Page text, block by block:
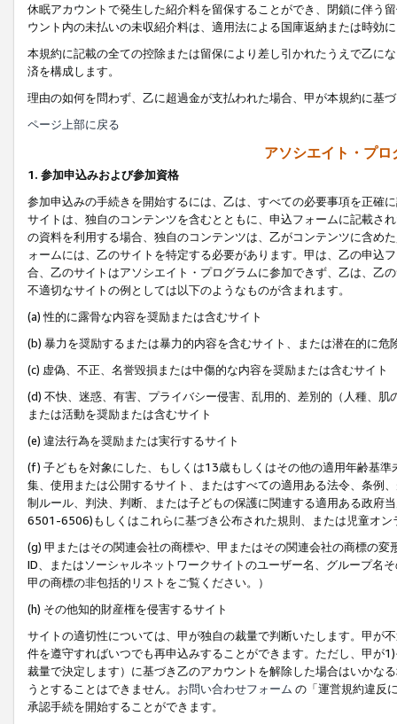
休眠アカウントで発生した紹介料を留保することができ、閉鎖に伴う
ウント内の未払いの未収紹介料は、適用法による国庫返納または時効
本規約に記載の全ての控除または留保により差し引かれたうえで乙に
済を構成します。
理由の如何を問わず、乙に超過金が支払われた場合、甲が本規約に基
ページ上部に戻る
アソシエイト・プ
1. 参加申込みおよび参加資格
参加申込みの手続きを開始するには、乙は、すべての必要事項を正確
サイトは、独自のコンテンツを含むとともに、申込フォームに記載さ
の資料を利用する場合、独自のコンテンツは、乙がコンテンツに含め
ォームには、乙のサイトを特定する必要があります。甲は、乙の申込
合、乙のサイトはアソシエイト・プログラムに参加できず、乙は、乙
不適切なサイトの例としては以下のようなものが含まれます。
(a) 性的に露骨な内容を奨励または含むサイト
(b) 暴力を奨励するまたは暴力的内容を含むサイト、または潜在的に
(c) 虚偽、不正、名誉毀損または中傷的な内容を奨励または含むサイト
(d) 不快、迷惑、有害、プライバシー侵害、乱用的、差別的（人種、
または活動を奨励または含むサイト
(e) 違法行為を奨励または実行するサイト
(f) 子どもを対象にした、もしくは13歳もしくはその他の適用年齢基
集、使用または公開するサイト、またはすべての適用ある法令、条例
制ルール、判決、判断、または子どもの保護に関連する適用ある政府
6501-6506)もしくはこれらに基づき公布された規則、または児童オン
(g) 甲またはその関連会社の商標や、甲またはその関連会社の商標の
ID、またはソーシャルネットワークサイトのユーザー名、グループ名
甲の商標の非包括的リストをご覧ください。）
(h) その他知的財産権を侵害するサイト
サイトの適切性については、甲が独自の裁量で判断いたします。甲が
件を遵守すればいつでも再申込みすることができます。ただし、甲が
裁量で決定します）に基づき乙のアカウントを解除した場合はいかな
うとすることはできません。 お問い合わせフォーム の「運営規約違反
承認手続を開始することができます。